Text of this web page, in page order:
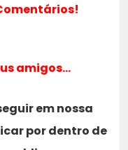
amigos…
em nossa
por dentro de